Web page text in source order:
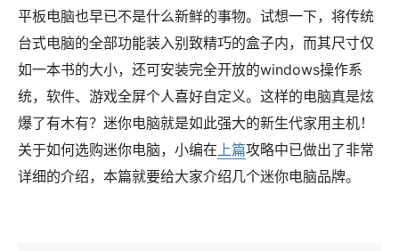
平板电脑也早已不是什么新鲜的事物。试想一下，将传统
台式电脑的全部功能装入别致精巧的盒子内，而其尺寸仅
如一本书的大小，还可安装完全开放的windows操作系
统，软件、游戏全屏个人喜好自定义。这样的电脑真是炫
爆了有木有？迷你电脑就是如此强大的新生代家用主机！
关于如何选购迷你电脑，小编在上篇攻略中已做出了非常
详细的介绍，本篇就要给大家介绍几个迷你电脑品牌。